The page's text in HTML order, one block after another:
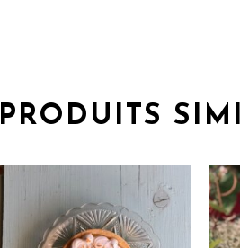
PRODUITS